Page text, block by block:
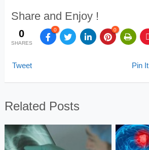
Share and Enjoy !
0
SHARES
0 0
Tweet Pin It
Related Posts